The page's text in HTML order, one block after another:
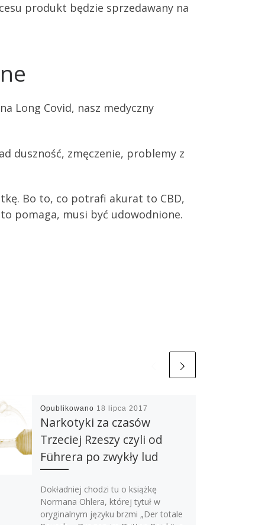
produkt będzie sprzedawany na
Long Covid, nasz medyczny
duszność, zmęczenie, problemy z
Bo to, co potrafi akurat to CBD,
pomaga, musi być udowodnione.
Opublikowano 18 lipca 2017
Narkotyki za czasów
Trzeciej Rzeszy czyli od
Führera po zwykły lud
Dokładniej chodzi tu o książkę
Normana Ohlera, której tytuł w
oryginalnym języku brzmi „Der totale